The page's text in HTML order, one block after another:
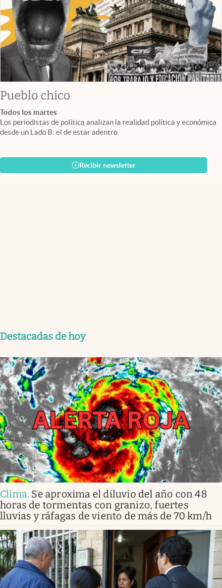
Pueblo chico
Todos los martes
Los periodistas de política analizan la realidad política y económica
desde un Lado B: el de estar adentro.
Recibir newsletter
Destacadas de hoy
Clima. Se aproxima el diluvio del año con 48
horas de tormentas con granizo, fuertes
lluvias y ráfagas de viento de más de 70 km/h